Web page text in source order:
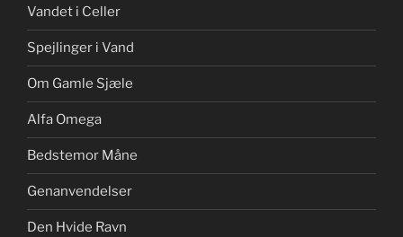
Vandet i Celler
Spejlinger i Vand
Om Gamle Sjæle
Alfa Omega
Bedstemor Måne
Genanvendelser
Den Hvide Ravn